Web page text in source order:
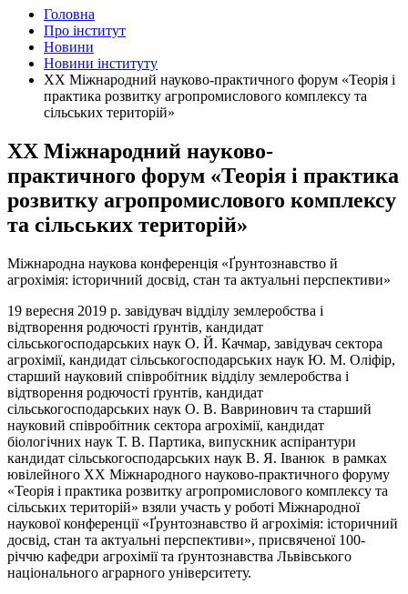
Головна
Про інститут
Новини
Новини інституту
XХ Міжнародний науково-практичного форум «Теорія і
практика розвитку агропромислового комплексу та
сільських територій»
XХ Міжнародний науково-
практичного форум «Теорія і практика
розвитку агропромислового комплексу
та сільських територій»
Міжнародна наукова конференція «Ґрунтознавство й
агрохімія: історичний досвід, стан та актуальні перспективи»
19 вересня 2019 р. завідувач відділу землеробства і
відтворення родючості ґрунтів, кандидат
сільськогосподарських наук О. Й. Качмар, завідувач сектора
агрохімії, кандидат сільськогосподарських наук Ю. М. Оліфір,
старший науковий співробітник відділу землеробства і
відтворення родючості ґрунтів, кандидат
сільськогосподарських наук О. В. Вавринович та старший
науковий співробітник сектора агрохімії, кандидат
біологічних наук Т. В. Партика, випускник аспірантури
кандидат сільськогосподарських наук В. Я. Іванюк в рамках
ювілейного XХ Міжнародного науково-практичного форуму
«Теорія і практика розвитку агропромислового комплексу та
сільських територій» взяли участь у роботі Міжнародної
наукової конференції «Ґрунтознавство й агрохімія: історичний
досвід, стан та актуальні перспективи», присвяченої 100-
річчю кафедри агрохімії та ґрунтознавства Львівського
національного аграрного університету.